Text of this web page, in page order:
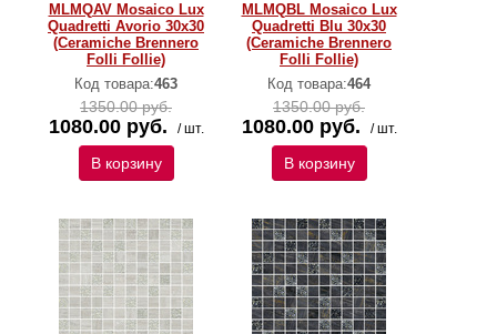
MLMQAV Mosaico Lux
Quadretti Avorio 30x30
(Ceramiche Brennero
Folli Follie)
Код товара:463
1350.00 руб.
1080.00 руб. / шт.
В корзину
MLMQBL Mosaico Lux
Quadretti Blu 30x30
(Ceramiche Brennero
Folli Follie)
Код товара:464
1350.00 руб.
1080.00 руб. / шт.
В корзину